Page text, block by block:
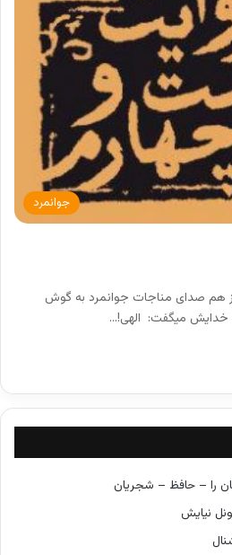
جوانمرد
هم صدای مناجات جوانمرد به گوش
خدایش میگفت: الهی!…
را – حافظ – شجریان
نیایش